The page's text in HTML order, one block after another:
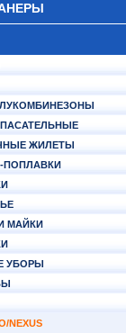
ЖИЛЕТЫ
МАЙКИ
УБОРЫ
NEXUS